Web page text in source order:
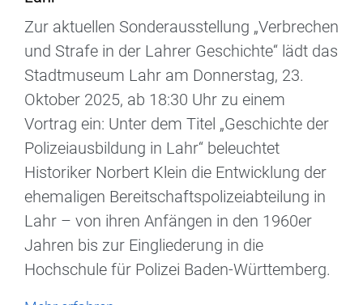
Zur aktuellen Sonderausstellung „Verbrechen
und Strafe in der Lahrer Geschichte“ lädt das
Stadtmuseum Lahr am Donnerstag, 23.
Oktober 2025, ab 18:30 Uhr zu einem
Vortrag ein: Unter dem Titel „Geschichte der
Polizeiausbildung in Lahr“ beleuchtet
Historiker Norbert Klein die Entwicklung der
ehemaligen Bereitschaftspolizeiabteilung in
Lahr – von ihren Anfängen in den 1960er
Jahren bis zur Eingliederung in die
Hochschule für Polizei Baden-Württemberg.